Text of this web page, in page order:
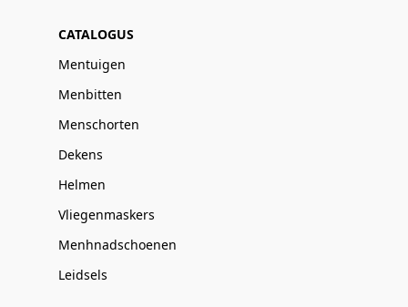
CATALOGUS
Mentuigen
Menbitten
Menschorten
Dekens
Helmen
Vliegenmaskers
Menhnadschoenen
Leidsels